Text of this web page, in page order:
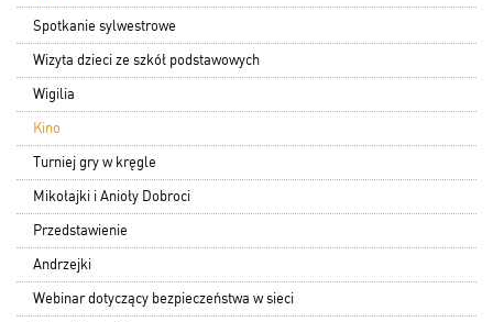
Spotkanie sylwestrowe
Wizyta dzieci ze szkół podstawowych
Wigilia
Kino
Turniej gry w kręgle
Mikołajki i Anioły Dobroci
Przedstawienie
Andrzejki
Webinar dotyczący bezpieczeństwa w sieci